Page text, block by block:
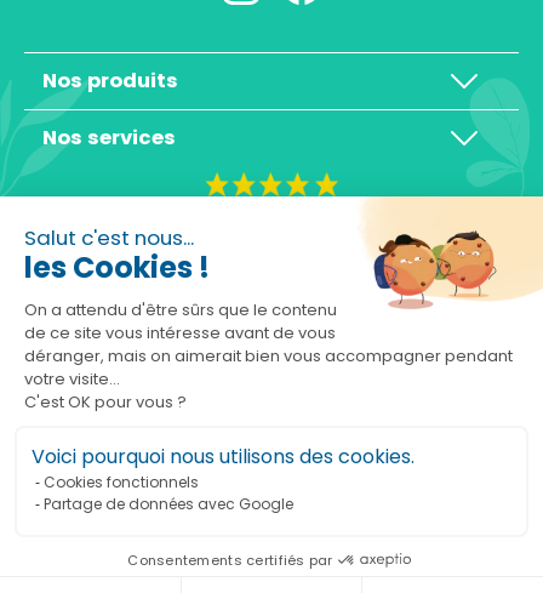
Salut c'est nous...
les Cookies !
On a attendu d'être sûrs que le contenu
de ce site vous intéresse avant de vous
déranger, mais on aimerait bien vous accompagner pendant
votre visite...
C'est OK pour vous ?
Voici pourquoi nous utilisons des cookies.
Cookies fonctionnels
Partage de données avec Google
Consentements certifiés parAjouter au panier
Nos produits
Nos services
Marchand approuvé par la Société des Avis Garantis,